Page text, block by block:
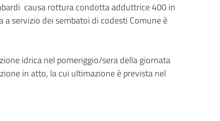
causa rottura condotta adduttrice 400 in
a servizio dei sembatoi di codesti Comune è
idrica nel pomeriggio/sera della giornata
in atto, la cui ultimazione è prevista nel